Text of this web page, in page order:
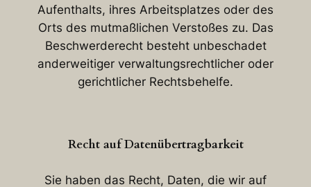
Aufenthalts, ihres Arbeitsplatzes oder des
Orts des mutmaßlichen Verstoßes zu. Das
Beschwerderecht besteht unbeschadet
anderweitiger verwaltungsrechtlicher oder
gerichtlicher Rechtsbehelfe.
Recht auf Datenübertragbarkeit
Sie haben das Recht, Daten, die wir auf